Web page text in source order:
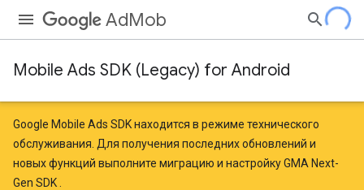
AdMob
Mobile Ads SDK (Legacy) for Android
Google Mobile Ads SDK находится в режиме технического
обслуживания. Для получения последних обновлений и
новых функций выполните миграцию и настройку GMA Next-
Gen SDK